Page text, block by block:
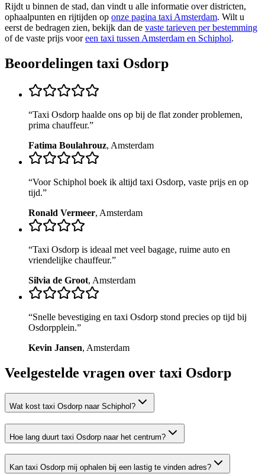
Rijdt u binnen de stad, dan vindt u alle informatie over districten,
ophaalpunten en rijtijden op onze pagina taxi Amsterdam. Wilt u
eerst de bedragen zien, bekijk dan de vaste tarieven per bestemming
of de vaste prijs voor een taxi tussen Amsterdam en Schiphol.
Beoordelingen taxi Osdorp
“Taxi Osdorp haalde ons op bij de flat zonder problemen,
prima chauffeur.”
Fatima Boulahrouz, Amsterdam
“Voor Schiphol boek ik altijd taxi Osdorp, vaste prijs en op
tijd.”
Ronald Vermeer, Amsterdam
“Taxi Osdorp is ideaal met veel bagage, ruime auto en
vriendelijke chauffeur.”
Silvia de Groot, Amsterdam
“Snelle bevestiging en taxi Osdorp stond precies op tijd bij
Osdorpplein.”
Kevin Jansen, Amsterdam
Veelgestelde vragen over taxi Osdorp
Wat kost taxi Osdorp naar Schiphol?
Hoe lang duurt taxi Osdorp naar het centrum?
Kan taxi Osdorp mij ophalen bij een lastig te vinden adres?